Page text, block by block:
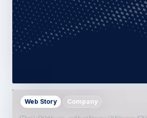
28 Januar 2026 1 min read
Web Story Company